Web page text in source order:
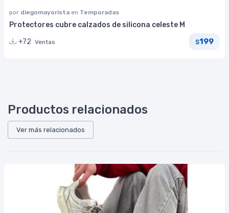
por diegomayorista en Temporadas
Protectores cubre calzados de silicona celeste M
+72 Ventas $199
Productos relacionados
Ver más relacionados